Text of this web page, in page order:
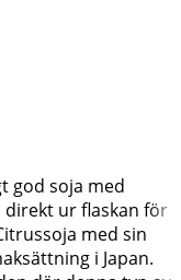
god soja med
ur flaskan för
med sin
i Japan.